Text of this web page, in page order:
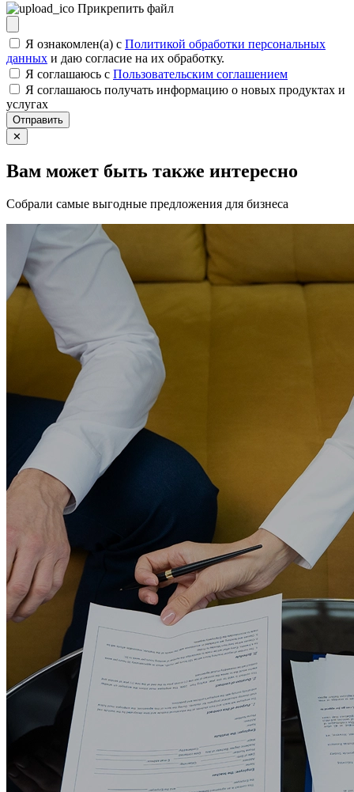
Прикрепить файл
Я ознакомлен(а) с Политикой обработки персональных
данных и даю согласие на их обработку.
Я соглашаюсь c Пользовательским соглашением
Я соглашаюсь получать информацию о новых продуктах и
услугах
Отправить
✕
Вам может быть также интересно
Собрали самые выгодные предложения для бизнеса